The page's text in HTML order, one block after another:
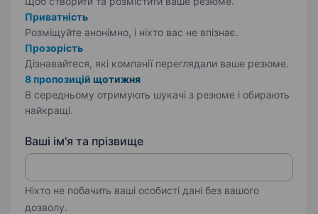
Приватність
Розміщуйте анонімно, і ніхто вас не впізнає.
Прозорість
Дізнавайтеся, які компанії переглядали ваше резюме.
8 пропозицій щотижня
В середньому отримують шукачі з резюме і обирають
найкращі.
Ваші ім'я та прізвище
Ніхто не побачить ваші особисті дані без вашого
дозволу.